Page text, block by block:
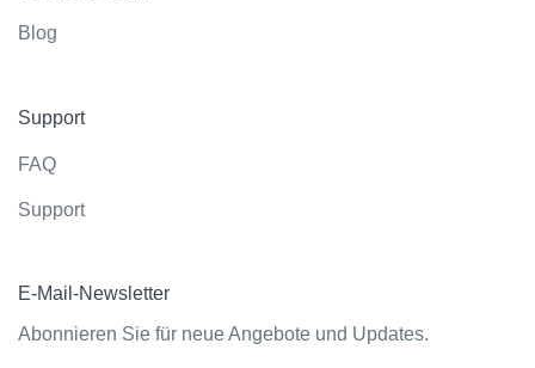
Blog
Support
FAQ
Support
E-Mail-Newsletter
Abonnieren Sie für neue Angebote und Updates.